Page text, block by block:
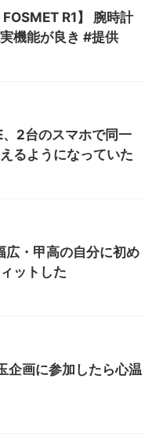
FOSMET R1】 腕時計
機能が良き #提供
2台のスマホで同一
るようになっていた
広・甲高の自分に初め
ットした
企画に参加したら心温